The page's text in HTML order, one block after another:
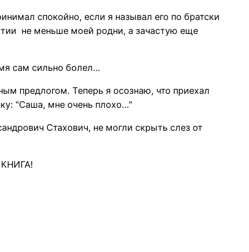
спокойно, если я называл его по братски
не меньше моей родни, а зачастую еще
сам сильно болел…
предлогом. Теперь я осознаю, что приехал
"Саша, мне очень плохо…"
Стахович, не могли скрыть слез от
КНИГА!